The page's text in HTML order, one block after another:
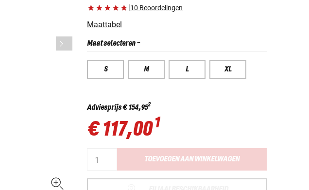
|10 Beoordelingen
Maattabel
Maat selecteren-
S M L XL
Adviesprijs€ 154,952
€ 117,001
TOEVOEGEN AAN WINKELWAGEN